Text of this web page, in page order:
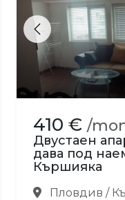
Previous
410 € /
Двустаен
дава под
Кършияка
Пловдив /